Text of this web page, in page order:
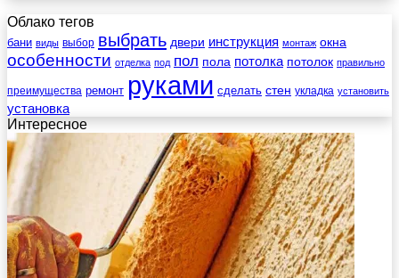
Облако тегов
бани виды выбор выбрать двери инструкция монтаж окна
особенности отделка под пол пола потолка потолок правильно
преимущества ремонт руками сделать стен укладка установить
установка
Интересное